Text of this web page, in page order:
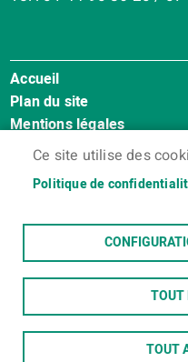
Ce site utilise des
Politique de
TOUT
TOUT
Menu
Pied
de
page
Accueil
Plan du site
Mentions légales
Accessibilité : Non
Contact